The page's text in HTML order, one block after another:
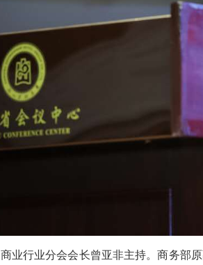
业行业分会会长曾亚非主持。商务部